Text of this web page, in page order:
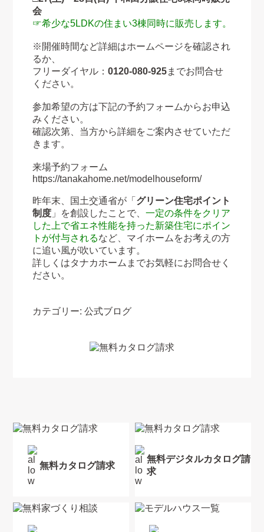
無料カタログ請求
無料デジタルカタログ請
求
会
☞希少な5LDKの住まい3棟同時に販売します。
※開催時間など詳細はホームページを確認され
るか、
フリーダイヤル： 0120-080-925までお問合せ
ください。
参加希望の方は下記の予約フォームからお申込
みください。
確認次第、当方から詳細をご案内させていただ
きます。
来場予約フォーム
https://tanakahome.net/modelhouseform/
昨年末、国土交通省が「 グリーン住宅ポイント
制度」を創設したことで、 一定の条件をクリア
した上で省エネ性能を持った新築住宅にポイン
トが付与されるなど、マイホームをお考えの方
に追い風が吹いています。
詳しくはタナカホームまでお気軽にお問合せく
ださい。
カテゴリー: 公式ブログ